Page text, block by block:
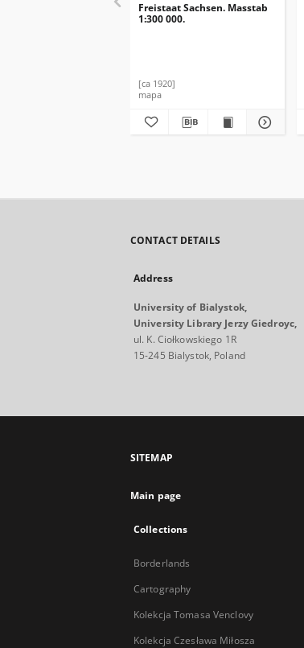
Freistaat Sachsen. Masstab
1:300 000.
[ca 1920]
mapa
CONTACT DETAILS
Address
University of Bialystok,
University Library Jerzy Giedroyc,
ul. K. Ciołkowskiego 1R
15-245 Bialystok, Poland
SITEMAP
Main page
Collections
Borderlands
Cartography
Kolekcja Tomasa Venclovy
Kolekcja Czesława Miłosza